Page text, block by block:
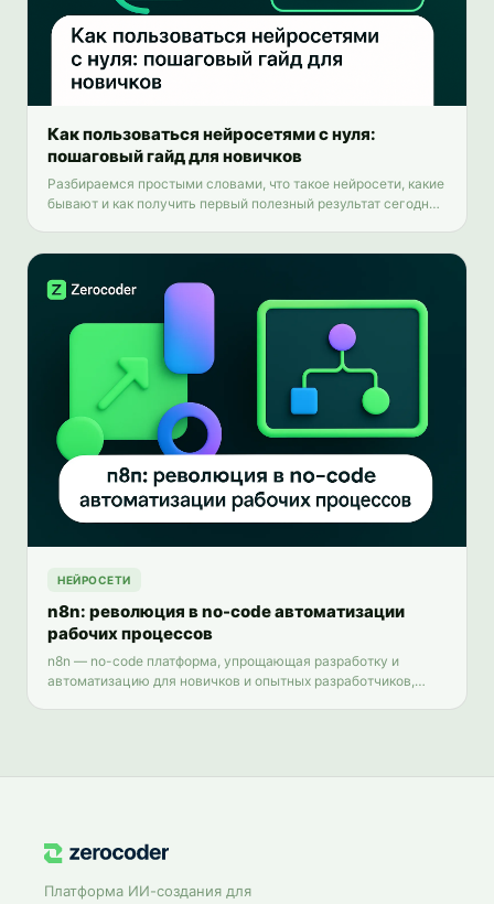
Как пользоваться нейросетями с нуля:
пошаговый гайд для новичков
Разбираемся простыми словами, что такое нейросети, какие
бывают и как получить первый полезный результат сегодня
НЕЙРОСЕТИ
n8n: революция в no-code автоматизации
рабочих процессов
n8n — no-code платформа, упрощающая разработку и
автоматизацию для новичков и опытных разработчиков,
Платформа ИИ-создания для